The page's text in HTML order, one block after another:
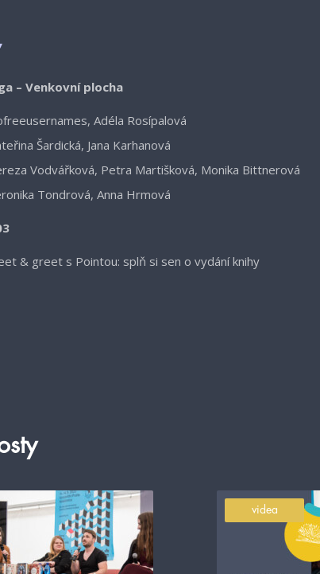
– Venkovní plocha
Adéla Rosípalová
Šardická, Jana Karhanová
Vodvářková, Petra Martišková, Monika Bittnerová
Tondrová, Anna Hrmová
& greet s Pointou: splň si sen o vydání knihy
videa